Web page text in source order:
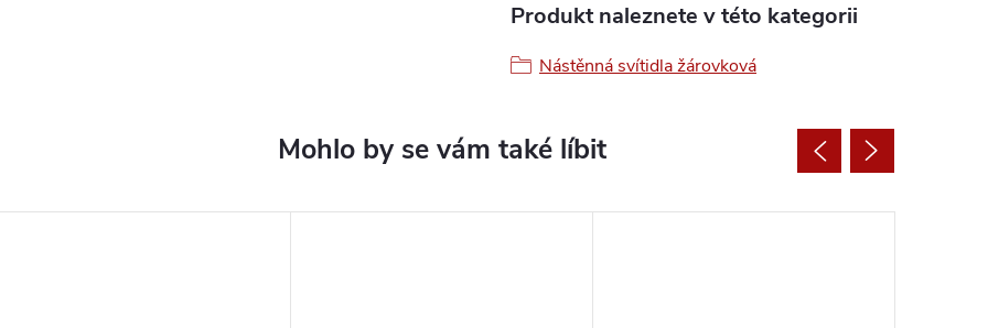
Produkt naleznete v této kategorii
Nástěnná svítidla žárovková